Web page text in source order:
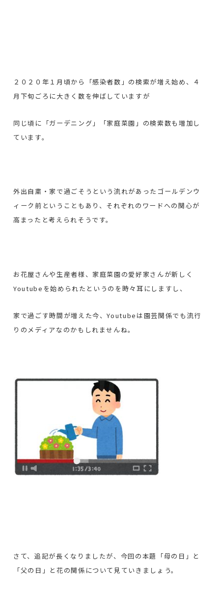
２０２０年１月頃から「感染者数」の検索が増え始め、４
月下旬ごろに大きく数を伸ばしていますが
同じ頃に「ガーデニング」「家庭菜園」の検索数も増加し
ています。
外出自粛・家で過ごそうという流れがあったゴールデンウ
ィーク前ということもあり、それぞれのワードへの関心が
高まったと考えられそうです。
お花屋さんや生産者様、家庭菜園の愛好家さんが新しく
Youtubeを始められたというのを時々耳にしますし、
家で過ごす時間が増えた今、Youtubeは園芸関係でも流行
りのメディアなのかもしれませんね。
さて、追記が長くなりましたが、今回の本題「母の日」と
「父の日」と花の関係について見ていきましょう。